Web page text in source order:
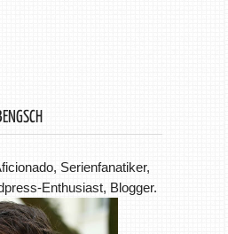
Serienfanatiker,
Enthusiast, Blogger.